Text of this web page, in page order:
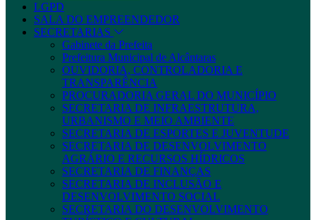
LGPD
SALA DO EMPREENDEDOR
SECRETARIAS
Gabinete da Prefeita
Prefeitura Municipal de Alcântaras
OUVIDORIA, CONTROLADORIA E
TRANSPARÊNCIA
PROCURADORIA GERAL DO MUNICÍPIO
SECRETARIA DE INFRAESTRUTURA,
URBANISMO E MEIO AMBIENTE
SECRETARIA DE ESPORTES E JUVENTUDE
SECRETARIA DE DESENVOLVIMENTO
AGRÁRIO E RECURSOS HÍDRICOS
SECRETARIA DE FINANÇAS
SECRETARIA DE INCLUSÃO E
DESENVOLVIMENTO SOCIAL
SECRETARIA DO DESENVOLVIMENTO